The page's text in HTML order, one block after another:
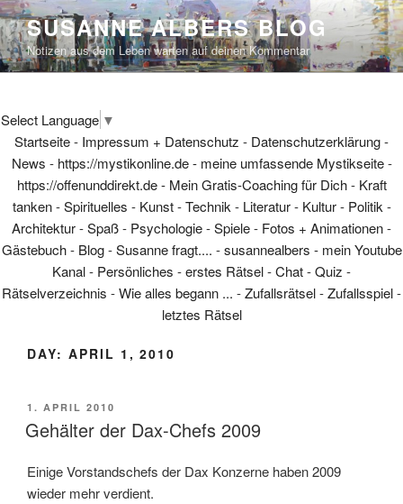
Skip
to
content
SUSANNE ALBERS BLOG
Notizen aus dem Leben warten auf deinen Kommentar
Select Language ▼
Startseite- Impressum + Datenschutz - Datenschutzerklärung-
News - https://mystikonline.de - meine umfassende Mystikseite-
https://offenunddirekt.de - Mein Gratis-Coaching für Dich- Kraft
tanken-Spirituelles - Kunst-Technik - Literatur- Kultur- Politik -
Architektur-Spaß- Psychologie-Spiele- Fotos + Animationen-
Gästebuch- Blog-Susanne fragt.... -susannealbers - mein Youtube
Kanal- Persönliches -erstes Rätsel-Chat-Quiz -
Rätselverzeichnis -Wie alles begann ... -Zufallsrätsel-Zufallsspiel-
letztes Rätsel
DAY: APRIL 1, 2010
POSTED
ON
1. APRIL 2010
Gehälter der Dax-Chefs 2009
Einige Vorstandschefs der Dax Konzerne haben 2009
wieder mehr verdient.